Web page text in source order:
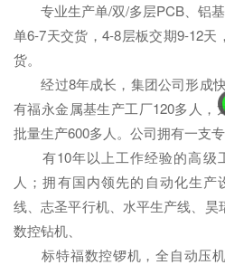
专业生产单/双/多层PCB、铝基
单6-7天交货，4-8层板交期9-12
货。
经过8年成长，集团公司形成
有福永金属基生产工厂120多人，
批量生产600多人。公司拥有一支
有10年以上工作经验的高级
人；拥有国内领先的自动化生产
线、志圣平行机、水平生产线、
数控钻机、
标特福数控锣机，全自动压机